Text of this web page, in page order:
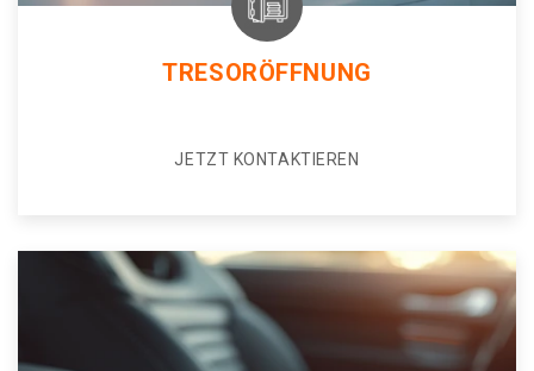
TRESORÖFFNUNG
JETZT KONTAKTIEREN